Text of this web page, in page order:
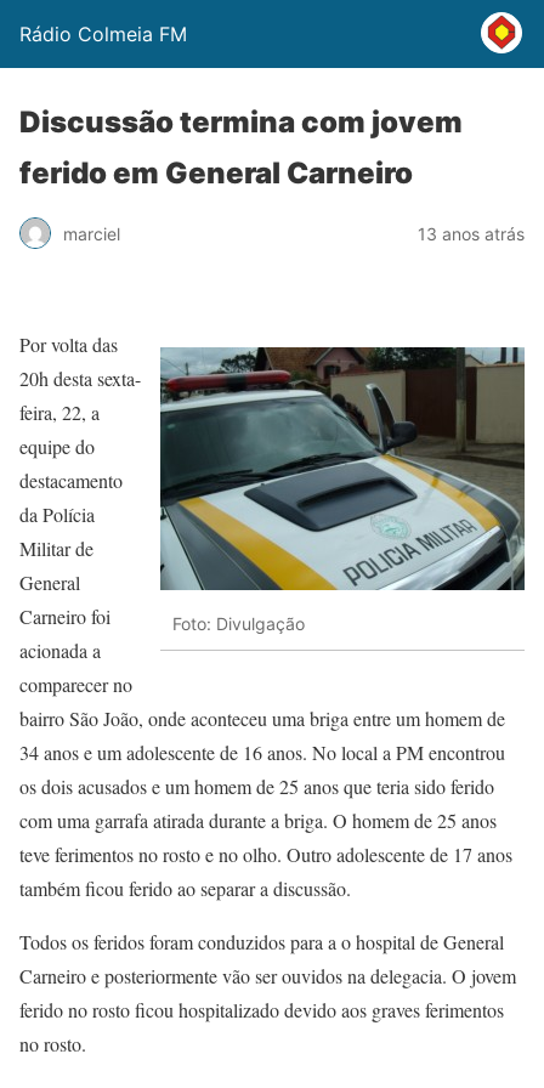
Rádio Colmeia FM
Discussão termina com jovem
ferido em General Carneiro
marciel 13 anos atrás
Foto: Divulgação
Por volta das
20h desta sexta-
feira, 22, a
equipe do
destacamento
da Polícia
Militar de
General
Carneiro foi
acionada a
comparecer no
bairro São João, onde aconteceu uma briga entre um homem de
34 anos e um adolescente de 16 anos. No local a PM encontrou
os dois acusados e um homem de 25 anos que teria sido ferido
com uma garrafa atirada durante a briga. O homem de 25 anos
teve ferimentos no rosto e no olho. Outro adolescente de 17 anos
também ficou ferido ao separar a discussão.
Todos os feridos foram conduzidos para a o hospital de General
Carneiro e posteriormente vão ser ouvidos na delegacia. O jovem
ferido no rosto ficou hospitalizado devido aos graves ferimentos
no rosto.